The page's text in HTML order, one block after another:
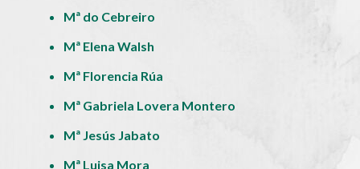
Mª do Cebreiro
Mª Elena Walsh
Mª Florencia Rúa
Mª Gabriela Lovera Montero
Mª Jesús Jabato
Mª Luisa Mora